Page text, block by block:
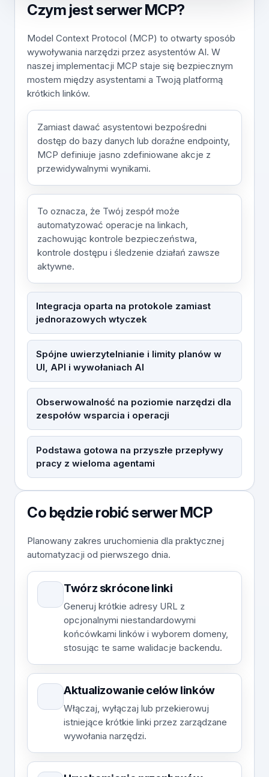
Czym jest serwer MCP?
Model Context Protocol (MCP) to otwarty sposób
wywoływania narzędzi przez asystentów AI. W
naszej implementacji MCP staje się bezpiecznym
mostem między asystentami a Twoją platformą
krótkich linków.
Zamiast dawać asystentowi bezpośredni
dostęp do bazy danych lub doraźne endpointy,
MCP definiuje jasno zdefiniowane akcje z
przewidywalnymi wynikami.
To oznacza, że Twój zespół może
automatyzować operacje na linkach,
zachowując kontrole bezpieczeństwa,
kontrole dostępu i śledzenie działań zawsze
aktywne.
Integracja oparta na protokole zamiast
jednorazowych wtyczek
Spójne uwierzytelnianie i limity planów w
UI, API i wywołaniach AI
Obserwowalność na poziomie narzędzi dla
zespołów wsparcia i operacji
Podstawa gotowa na przyszłe przepływy
pracy z wieloma agentami
Co będzie robić serwer MCP
Planowany zakres uruchomienia dla praktycznej
automatyzacji od pierwszego dnia.
Twórz skrócone linki
Generuj krótkie adresy URL z
opcjonalnymi niestandardowymi
końcówkami linków i wyborem domeny,
stosując te same walidacje backendu.
Aktualizowanie celów linków
Włączaj, wyłączaj lub przekierowuj
istniejące krótkie linki przez zarządzane
wywołania narzędzi.